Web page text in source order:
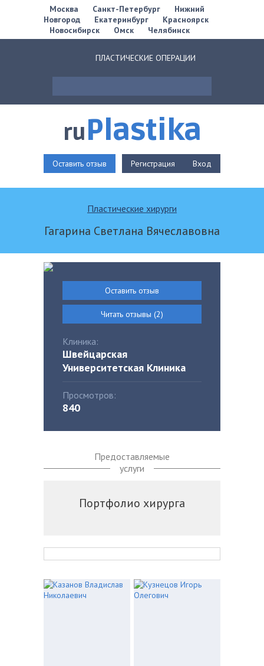
Москва Санкт-Петербург
Нижний
Новгород
Екатеринбург
Красноярск
Новосибирск
Омск Челябинск
ПЛАСТИЧЕСКИЕ ОПЕРАЦИИ
ruPlastika
Оставить отзыв Регистрация Вход
Оставить отзыв
Читать отзывы (2)
Клиника:
Швейцарская
Университетская Клиника
Просмотров:
840
Пластические хирурги
Гагарина Светлана Вячеславовна
Предоставляемые
услуги
Портфолио хирурга